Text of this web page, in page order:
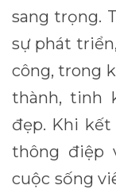
sang trọng.
sự phát
công, trong
thành, tinh
đẹp. Khi kết
thông điệp
cuộc sống